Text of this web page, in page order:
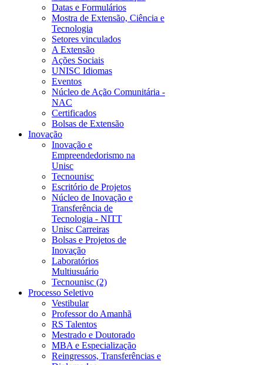
Datas e Formulários
Mostra de Extensão, Ciência e
Tecnologia
Setores vinculados
A Extensão
Ações Sociais
UNISC Idiomas
Eventos
Núcleo de Ação Comunitária -
NAC
Certificados
Bolsas de Extensão
Inovação
Inovação e
Empreendedorismo na
Unisc
Tecnounisc
Escritório de Projetos
Núcleo de Inovação e
Transferência de
Tecnologia - NITT
Unisc Carreiras
Bolsas e Projetos de
Inovação
Laboratórios
Multiusuário
Tecnounisc (2)
Processo Seletivo
Vestibular
Professor do Amanhã
RS Talentos
Mestrado e Doutorado
MBA e Especialização
Reingressos, Transferências e